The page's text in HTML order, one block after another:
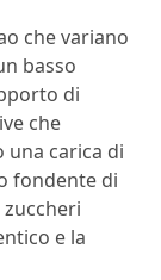
che variano
basso
di
che
una carica di
fondente di
e la